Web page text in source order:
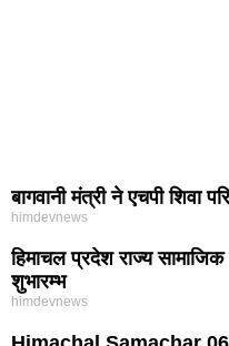
बागवानी मंत्री ने एचपी शिवा
himdevnews
हिमाचल प्रदेश राज्य
शुभारम्भ
himdevnews